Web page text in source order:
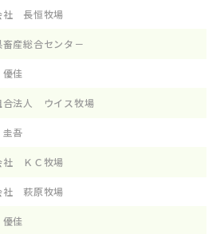
社 長恒牧場
畜産総合センタ－
佳
合法人 ウイス牧場
吾
社 ＫＣ牧場
社 萩原牧場
佳